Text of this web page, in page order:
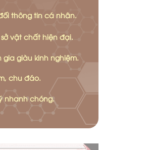
thông tin cá nhân.
vật chất hiện đại.
giàu kinh nghiệm.
chu đáo.
nhanh chóng.